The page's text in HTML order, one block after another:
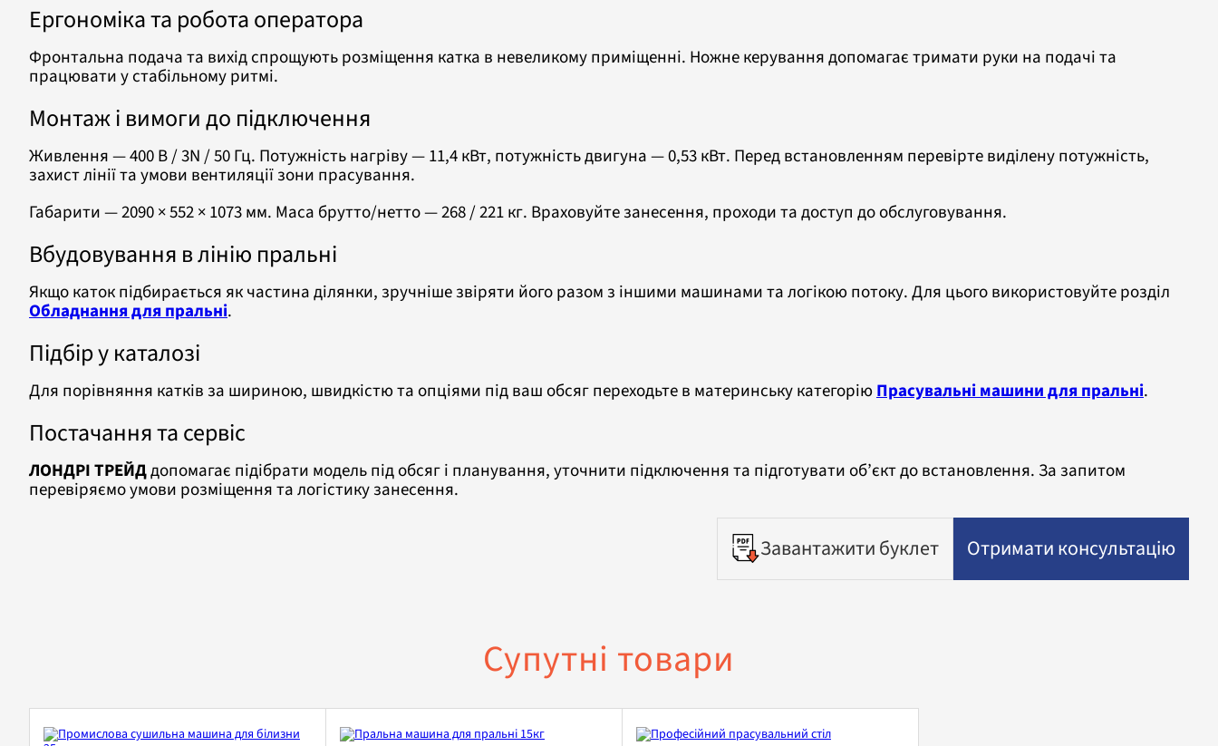
Ергономіка та робота оператора
Фронтальна подача та вихід спрощують розміщення катка в невеликому приміщенні. Ножне керування допомагає тримати руки на подачі та
працювати у стабільному ритмі.
Монтаж і вимоги до підключення
Живлення — 400 В / 3N / 50 Гц. Потужність нагріву — 11,4 кВт, потужність двигуна — 0,53 кВт. Перед встановленням перевірте виділену потужність,
захист лінії та умови вентиляції зони прасування.
Габарити — 2090 × 552 × 1073 мм. Маса брутто/нетто — 268 / 221 кг. Враховуйте занесення, проходи та доступ до обслуговування.
Вбудовування в лінію пральні
Якщо каток підбирається як частина ділянки, зручніше звіряти його разом з іншими машинами та логікою потоку. Для цього використовуйте розділ
Обладнання для пральні.
Підбір у каталозі
Для порівняння катків за шириною, швидкістю та опціями під ваш обсяг переходьте в материнську категоріюПрасувальні машини для пральні.
Постачання та сервіс
ЛОНДРІ ТРЕЙДдопомагає підібрати модель під обсяг і планування, уточнити підключення та підготувати об’єкт до встановлення. За запитом
перевіряємо умови розміщення та логістику занесення.
Завантажити буклет Отримати консультацію
Супутні товари